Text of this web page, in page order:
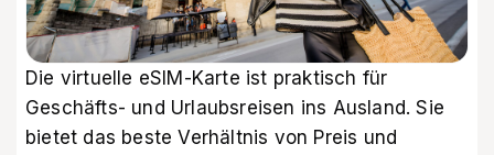
Die virtuelle eSIM-Karte ist praktisch für
Geschäfts- und Urlaubsreisen ins Ausland. Sie
bietet das beste Verhältnis von Preis und